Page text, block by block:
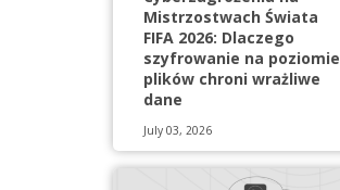
Mistrzostwach Świata
FIFA 2026: Dlaczego
szyfrowanie na poziomie
plików chroni wrażliwe
dane
July 03, 2026